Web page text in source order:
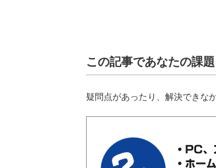
この記事であなたの課
疑問点があったり、解決できな